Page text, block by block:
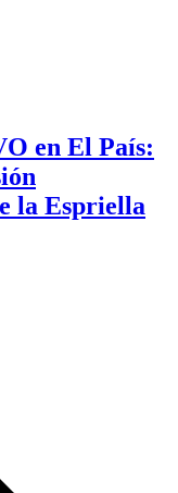
en El País:
la Espriella